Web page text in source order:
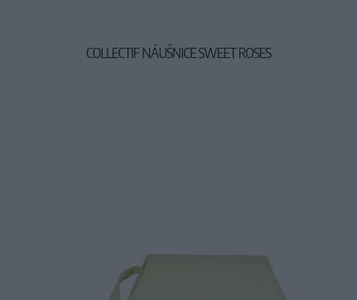
COLLECTIF NÁUŠNICE SWEET ROSES